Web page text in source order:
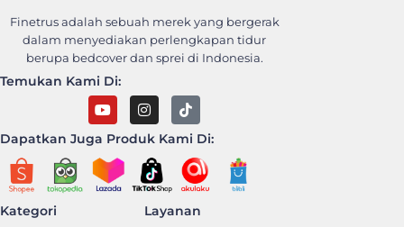
Finetrus Bedcover
Finetrus adalah sebuah merek yang bergerak
dalam menyediakan perlengkapan tidur
berupa bedcover dan sprei di Indonesia.
Temukan Kami Di:
Dapatkan Juga Produk Kami Di:
Kategori Layanan